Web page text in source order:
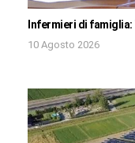
Infermieri di
10 Agosto 2026